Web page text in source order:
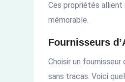
Ces propriétés allient
mémorable.
Fournisseurs
Choisir un
sans tracas. Voici